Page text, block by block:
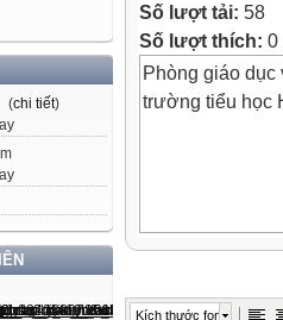
(chi tiết)
Số lượt tải: 58
Số lượt thích: 0
Phòng giáo dục
trường tiểu học
Từ tuần 09 đến
Kích thước font